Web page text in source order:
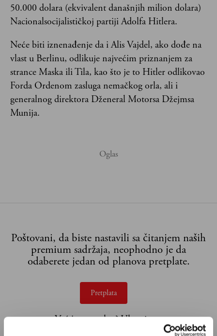
50.000 dolara (ekvivalent današnjih milion dolara)
Nacionalsocijalističkoj partiji Adolfa Hitlera.
Neće biti iznenađenje da i Alis Vajdel, ako dođe na
vlast u Berlinu, odlikuje najvećim priznanjem za
strance Maska ili Tila, kao što je to Hitler odlikovao
Forda Ordenom zasluga nemačkog orla, ali i
generalnog direktora Dženeral Motorsa Džejmsa
Munija.
Poštovani, da biste nastavili sa čitanjem naših
premium sadržaja, neophodno je da
odaberete jedan od planova pretplate.
Pretplata
Već imate nalog?Ulogujte se